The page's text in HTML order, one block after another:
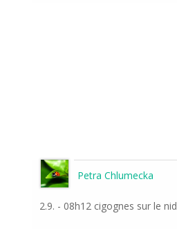
Petra Chlumecka
2.9. - 08h12 cigognes sur le nid